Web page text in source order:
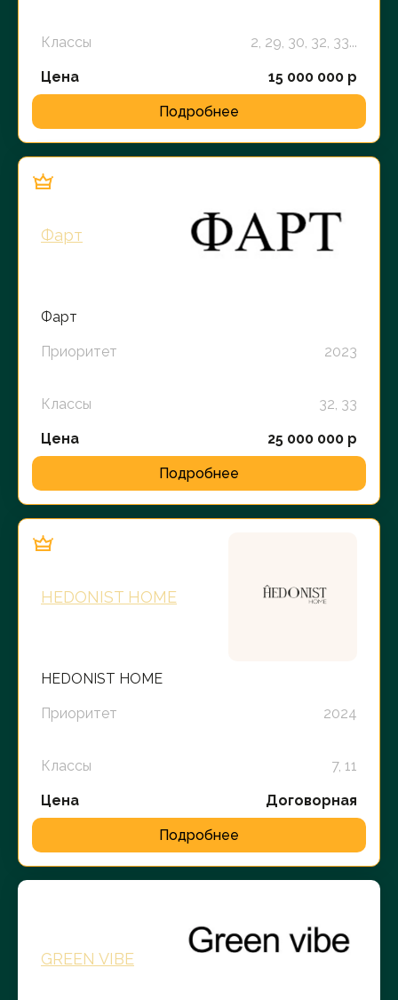
Классы 2, 29, 30, 32, 33...
Цена 15 000 000 р
Подробнее
Фарт
Фарт
Приоритет 2023
Классы 32, 33
Цена 25 000 000 р
Подробнее
HEDONIST HOME
HEDONIST HOME
Приоритет 2024
Классы 7, 11
Цена Договорная
Подробнее
GREEN VIBE